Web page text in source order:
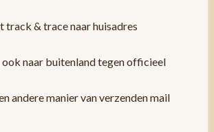
track & trace naar huisadres
ook naar buitenland tegen officieel
andere manier van verzenden mail